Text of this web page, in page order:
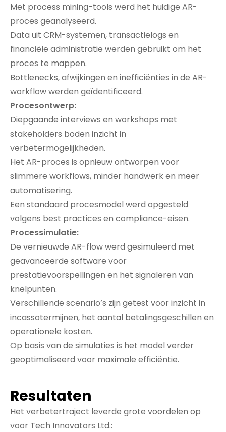
Met process mining-tools werd het huidige AR-
proces geanalyseerd.
Data uit CRM-systemen, transactielogs en
financiële administratie werden gebruikt om het
proces te mappen.
Bottlenecks, afwijkingen en inefficiënties in de AR-
workflow werden geïdentificeerd.
Procesontwerp:
Diepgaande interviews en workshops met
stakeholders boden inzicht in
verbetermogelijkheden.
Het AR-proces is opnieuw ontworpen voor
slimmere workflows, minder handwerk en meer
automatisering.
Een standaard procesmodel werd opgesteld
volgens best practices en compliance-eisen.
Processimulatie:
De vernieuwde AR-flow werd gesimuleerd met
geavanceerde software voor
prestatievoorspellingen en het signaleren van
knelpunten.
Verschillende scenario’s zijn getest voor inzicht in
incassotermijnen, het aantal betalingsgeschillen en
operationele kosten.
Op basis van de simulaties is het model verder
geoptimaliseerd voor maximale efficiëntie.
Resultaten
Het verbetertraject leverde grote voordelen op
voor Tech Innovators Ltd.: